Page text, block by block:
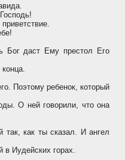
Бог даст Ему престол Его
Поэтому ребенок, который
О ней говорили, что она
так, как ты сказал. И ангел
в Иудейских горах.